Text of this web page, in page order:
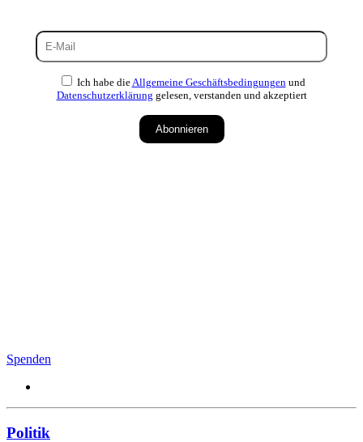
Ich habe die Allgemeine Geschäftsbedingungen und
Datenschutzerklärung gelesen, verstanden und akzeptiert
Abonnieren
Spenden
Politik